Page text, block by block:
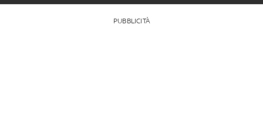
PUBBLICITÀ